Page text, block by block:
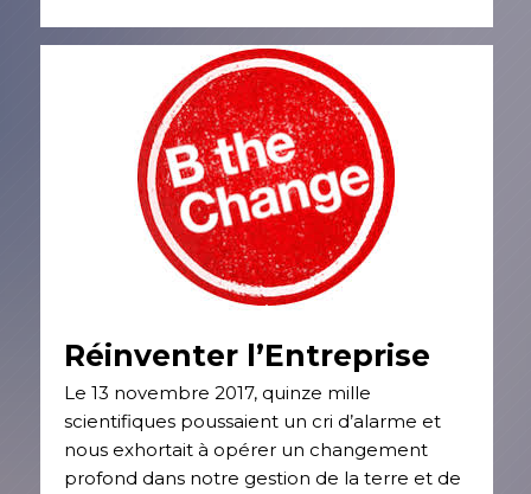
Réinventer l’Entreprise
Le 13 novembre 2017, quinze mille
scientifiques poussaient un cri d’alarme et
nous exhortait à opérer un changement
profond dans notre gestion de la terre et de